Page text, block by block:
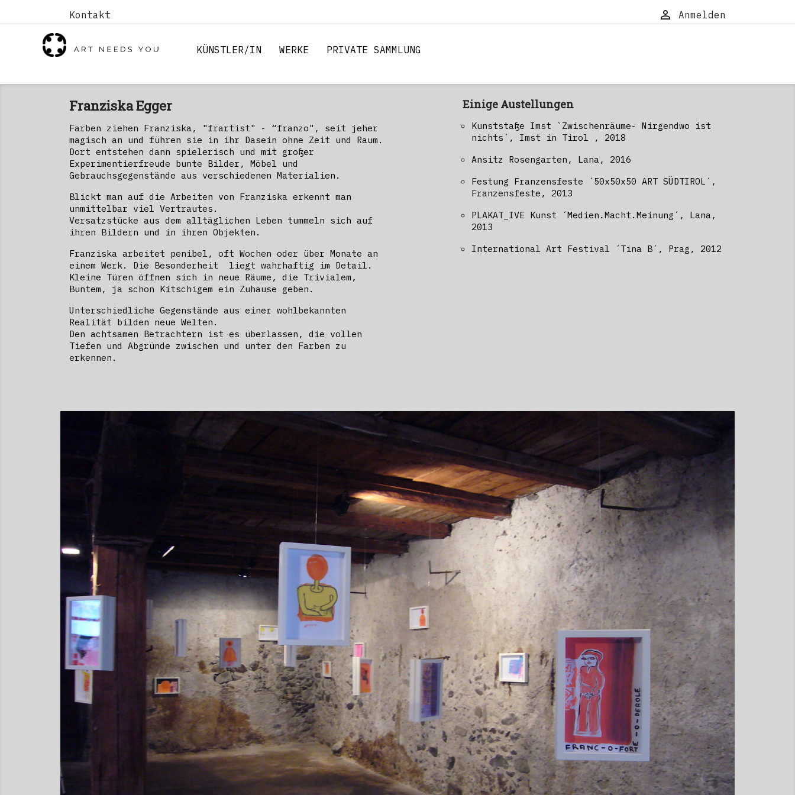
Kontakt  Anmelden
KÜNSTLER/IN WERKE PRIVATE SAMMLUNG
Franziska Egger
Farben ziehen Franziska, "frartist" - “franzo", seit jeher
magisch an und führen sie in ihr Dasein ohne Zeit und Raum.
Dort entstehen dann spielerisch und mit großer
Experimentierfreude bunte Bilder, Möbel und
Gebrauchsgegenstände aus verschiedenen Materialien.
Blickt man auf die Arbeiten von Franziska erkennt man
unmittelbar viel Vertrautes.
Versatzstücke aus dem alltäglichen Leben tummeln sich auf
ihren Bildern und in ihren Objekten.
Franziska arbeitet penibel, oft Wochen oder über Monate an
einem Werk. Die Besonderheit liegt wahrhaftig im Detail.
Kleine Türen öffnen sich in neue Räume, die Trivialem,
Buntem, ja schon Kitschigem ein Zuhause geben.
Unterschiedliche Gegenstände aus einer wohlbekannten
Realität bilden neue Welten.
Den achtsamen Betrachtern ist es überlassen, die vollen
Tiefen und Abgründe zwischen und unter den Farben zu
erkennen.
Einige Austellungen
Kunststaße Imst `Zwischenräume- Nirgendwo ist
nichts´, Imst in Tirol , 2018
Ansitz Rosengarten, Lana, 2016
Festung Franzensfeste ´50x50x50 ART SÜDTIROL´,
Franzensfeste, 2013
PLAKAT_IVE Kunst ´Medien.Macht.Meinung´, Lana,
2013
International Art Festival ´Tina B´, Prag, 2012